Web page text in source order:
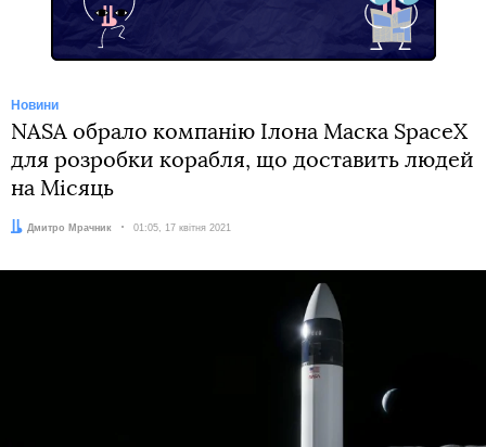
Новини
NASA обрало компанію Ілона Маска SpaceX
для розробки корабля, що доставить людей
на Місяць
Автор:
Дмитро Мрачник Дата:
01:05, 17 квітня 2021